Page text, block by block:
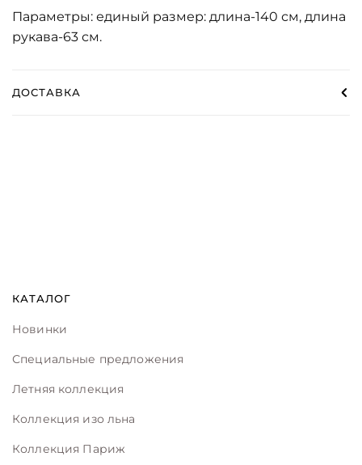
Параметры: единый размер: длина-140 см, длина
рукава-63 см.
ДОСТАВКА
КАТАЛОГ
Новинки
Специальные предложения
Летняя коллекция
Коллекция изо льна
Коллекция Париж